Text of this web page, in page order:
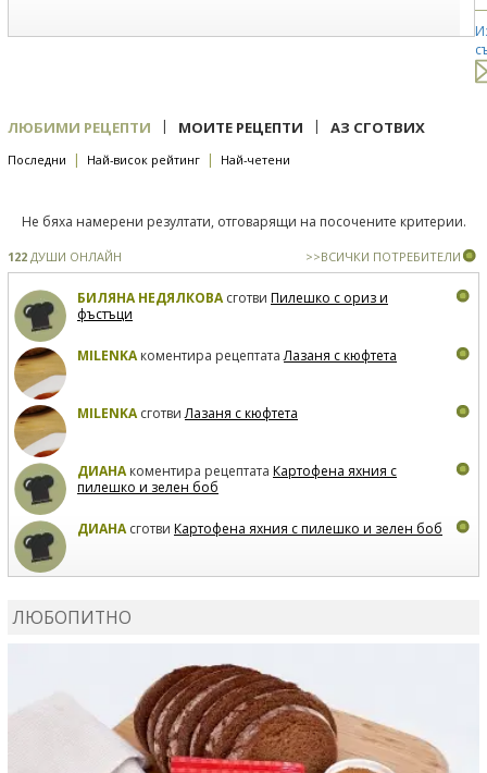
ЛЮБИМИ РЕЦЕПТИ | МОИТЕ РЕЦЕПТИ | АЗ СГОТВИХ
Последни | Най-висок рейтинг | Най-четени
Не бяха намерени резултати, отговарящи на посочените критерии.
122 ДУШИ ОНЛАЙН >>ВСИЧКИ ПОТРЕБИТЕЛИ
БИЛЯНА НЕДЯЛКОВАсготви Пилешко с ориз и
фъстъци
MILENKAкоментира рецептатаЛазаня с кюфтета
MILENKAсготвиЛазаня с кюфтета
ДИАНАкоментира рецептата Картофена яхния с
пилешко и зелен боб
ДИАНАсготви Картофена яхния с пилешко и зелен боб
ЛЮБОПИТНО